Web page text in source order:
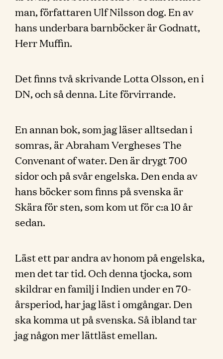
man, författaren Ulf Nilsson dog. En av
hans underbara barnböcker är Godnatt,
Herr Muffin.
Det finns två skrivande Lotta Olsson, en i
DN, och så denna. Lite förvirrande.
En annan bok, som jag läser alltsedan i
somras, är Abraham Vergheses The
Convenant of water. Den är drygt 700
sidor och på svår engelska. Den enda av
hans böcker som finns på svenska är
Skära för sten, som kom ut för c:a 10 år
sedan.
Läst ett par andra av honom på engelska,
men det tar tid. Och denna tjocka, som
skildrar en familj i Indien under en 70-
årsperiod, har jag läst i omgångar. Den
ska komma ut på svenska. Så ibland tar
jag någon mer lättläst emellan.